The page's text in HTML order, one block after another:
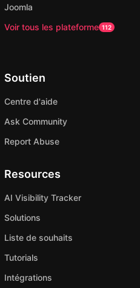
Joomla
Voir tous les plateforme 112
Soutien
Centre d'aide
Ask Community
Report Abuse
Resources
AI Visibility Tracker
Solutions
Liste de souhaits
Tutorials
Intégrations